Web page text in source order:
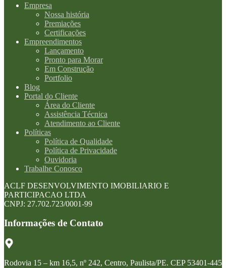
Empresa
Nossa história
Premiações
Certificações
Empreendimentos
Lançamento
Pronto para Morar
Em Construção
Portfolio
Blog
Portal do Cliente
Área do Cliente
Assistência Técnica
Atendimento ao Cliente
Políticas
Política de Qualidade
Política de Privacidade
Ouvidoria
Trabalhe Conosco
ACLF DESENVOLVIMENTO IMOBILIARIO E
PARTICIPACAO LTDA
CNPJ: 27.702.723/0001-99
Informações de Contato
Rodovia 15 – km 16,5, nº 242, Centro, Paulista/PE. CEP 53401-445